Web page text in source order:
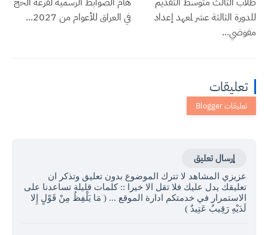
للدورة الثالثة عشر لمعهد إعداد
مفوضي...
في العراق للأعوام من 2027...
تعليقات
إرسال تعليق
عزيزي المشاهد لا تترك الموضوع بدون تعليق وتذكر ان
تعليقك يدل عليك فلا تقل الا خيرا :: كلمات قليلة تساعدنا على
الاستمرار في خدمتكم ادارة الموقع ... ( مَا يَلْفِظُ مِنْ قَوْلٍ إِلا
لَدَيْهِ رَقِيبٌ عَتِيدٌ )